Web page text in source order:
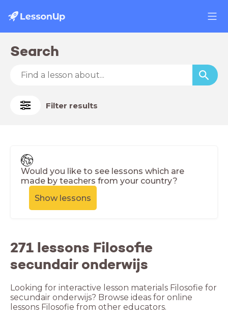
Search
Filter results
Would you like to see lessons which are
made by teachers from your country?
Show lessons
271 lessons Filosofie
secundair onderwijs
Looking for interactive lesson materials Filosofie for
secundair onderwijs? Browse ideas for online
lessons Filosofie from other educators.